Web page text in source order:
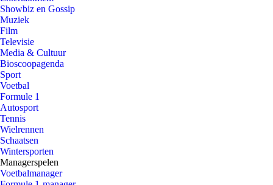
Showbiz en Gossip
Muziek
Film
Televisie
Media & Cultuur
Bioscoopagenda
Sport
Voetbal
Formule 1
Autosport
Tennis
Wielrennen
Schaatsen
Wintersporten
Managerspelen
Voetbalmanager